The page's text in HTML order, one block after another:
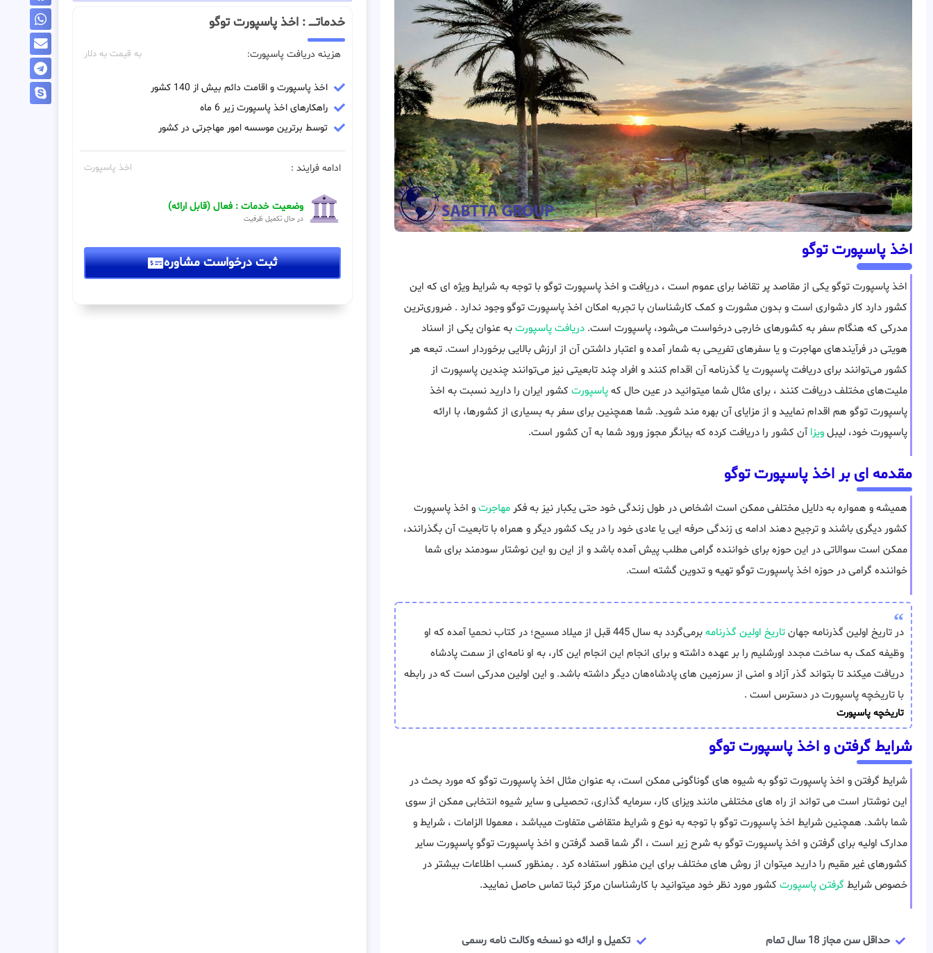
اخذ پاسپورت توگو
اخذ پاسپورت توگو یکی از مقاصد پر تقاضا برای عموم است ، دریافت و اخذ پاسپورت توگو با توجه به شرایط ویژه ای که این
کشور دارد کار دشواری است و بدون مشورت و کمک کارشناسان با تجربه امکان اخذ پاسپورت توگو وجود ندارد . ضروری‌ترین
مدرکی که هنگام سفر به کشورهای خارجی درخواست می‌شود، پاسپورت است. دریافت پاسپورتبه عنوان یکی از اسناد
هویتی در فرآیندهای مهاجرت و یا سفرهای تفریحی به شمار آمده و اعتبار داشتن آن از ارزش بالایی برخوردار است. تبعه هر
کشور می‌توانند برای دریافت پاسپورت یا گذرنامه آن اقدام کنند و افراد چند تابعیتی نیز می‌توانند چندین پاسپورت از
ملیت‌های مختلف دریافت کنند ، برای مثال شما میتوانید در عین حال کهپاسپورت کشور ایران را دارید نسبت به اخذ
پاسپورت توگو هم اقدام نمایید و از مزایای آن بهره مند شوید. شما همچنین برای سفر به بسیاری از کشورها، با ارائه
پاسپورت خود، لیبلویزا آن کشور را دریافت کرده که بیانگر مجوز ورود شما به آن کشور است.
مقدمه ای بر اخذ پاسپورت توگو
همیشه و همواره به دلایل مختلفی ممکن است اشخاص در طول زندگی خود حتی یکبار نیز به فکرمهاجرتو اخذ پاسپورت
کشور دیگری باشند و ترجیح دهند ادامه ی زندگی حرفه ایی یا عادی خود را در یک کشور دیگر و همراه با تابعیت آن بگذرانند،
ممکن است سوالاتی در این حوزه برای خواننده گرامی مطلب پیش آمده باشد و از این رو این نوشتار سودمند برای شما
خواننده گرامی در حوزه اخذ پاسپورت توگو تهیه و تدوین گشته است.
در تاریخ اولین گذرنامه جهانتاریخ اولین گذرنامه
برمی‌گردد به سال 445 قبل از میلاد مسیح؛ در کتاب نحمیا آمده که او
وظیفه‌ کمک به ساخت مجدد اورشلیم را بر عهده داشته و برای انجام این انجام این کار، به او نامه‌ای از سمت پادشاه
دریافت میکند تا بتواند گذر آزاد و امنی از سرزمین های پادشاه‌هان دیگر داشته باشد. و این اولین مدرکی است که در رابطه
با تاریخچه پاسپورت در دسترس است .
تاریخچه پاسپورت
شرایط گرفتن و اخذ پاسپورت توگو
شرایط گرفتن و اخذ پاسپورت توگو به شیوه های گوناگونی ممکن است، به عنوان مثال اخذ پاسپورت توگو که مورد بحث در
این نوشتار است می تواند از راه های مختلفی مانند ویزای کار، سرمایه گذاری، تحصیلی و سایر شیوه انتخابی ممکن از سوی
شما باشد. همچنین شرایط اخذ پاسپورت توگو با توجه به نوع و شرایط متقاضی متفاوت میباشد ، معمولا الزامات ، شرایط و
مدارک اولیه برای گرفتن و اخذ پاسپورت توگو به شرح زیر است ، اگر شما قصد گرفتن و اخذ پاسپورت توگو پاسپورت سایر
کشورهای غیر مقیم را دارید میتوان از روش های مختلف برای این منظور استفاده کرد . بمنظور کسب اطلاعات بیشتر در
خصوص شرایط گرفتن پاسپورت کشور مورد نظر خود میتوانید با کارشناسان مرکز ثبتا تماس حاصل نمایید.
حداقل سن مجاز 18 سال تمام
تکمیل و ارائه دو نسخه وکالت نامه رسمی
خدماتـــــ : اخذ پاسپورت توگو
هزینه دریافت پاسپورت: به قیمت به دلار
اخذ پاسپورت و اقامت دائم بیش از 140 کشور
راهکارهای اخذ پاسپورت زیر 6 ماه
توسط برترین موسسه امور مهاجرتی در کشور
ادامه فرایند : اخذ پاسپورت
وضعیت خدمات : فعال (قابل ارائه)
در حال تکمیل ظرفیت
ثبت درخواست مشاوره